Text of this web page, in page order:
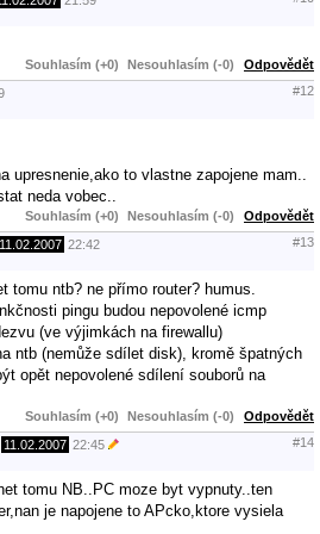
Souhlasím (+0) Nesouhlasím (-0) Odpovědět
#12
upresnenie,ako to vlastne zapojene mam..
neda vobec..
Souhlasím (+0) Nesouhlasím (-0) Odpovědět
11.02.2007 22:42 #13
tomu ntb? ne přímo router? humus.
pingu budou nepovolené icmp
(ve výjimkách na firewallu)
ntb (nemůže sdílet disk), kromě špatných
opět nepovolené sdílení souborů na
Souhlasím (+0) Nesouhlasím (-0) Odpovědět
11.02.2007 22:45 #14
tomu NB..PC moze byt vypnuty..ten
je napojene to APcko,ktore vysiela